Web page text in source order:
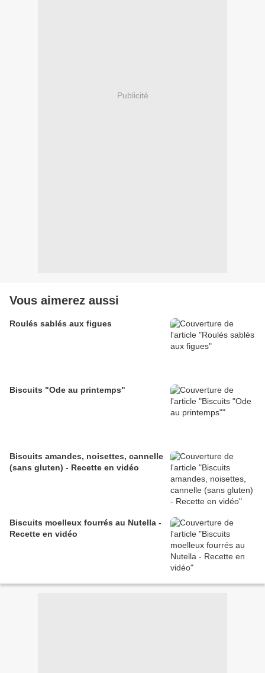
Publicité
Vous aimerez aussi
Roulés sablés aux figues
Biscuits "Ode au printemps"
Biscuits amandes, noisettes, cannelle
(sans gluten) - Recette en vidéo
Biscuits moelleux fourrés au Nutella -
Recette en vidéo